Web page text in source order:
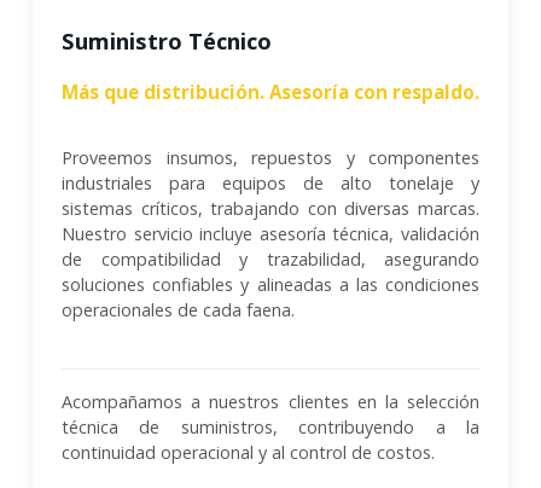
Suministro Técnico
Más que distribución. Asesoría con respaldo.
Proveemos insumos, repuestos y componentes
industriales para equipos de alto tonelaje y
sistemas críticos, trabajando con diversas marcas.
Nuestro servicio incluye asesoría técnica, validación
de compatibilidad y trazabilidad, asegurando
soluciones confiables y alineadas a las condiciones
operacionales de cada faena.
Acompañamos a nuestros clientes en la selección
técnica de suministros, contribuyendo a la
continuidad operacional y al control de costos.